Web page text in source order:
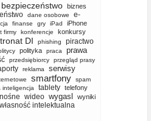
bezpieczeństwo biznes
dane osobowe
e-
finanse gry iPad iPhone
firmy konferencje konkursy
DI phishing piractwo
polityka praca
prawa
przedsiębiorcy
przegląd prasy
reklama
serwisy
smartfony
spam
inteligencja tablety telefony
wideo wygasl
wyniki
własność intelektualna